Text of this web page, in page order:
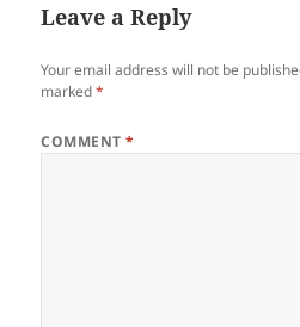
Leave a Reply
Your email address will not be
marked*
COMMENT*